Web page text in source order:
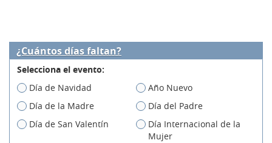
¿Cuántos días faltan?
Selecciona el evento:
Día de Navidad
Año Nuevo
Día de la Madre
Día del Padre
Día de San Valentín
Día Internacional de la
Mujer